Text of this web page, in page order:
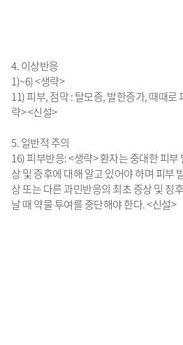
4. 이상반응
1)~6) <생략>
11) 피부, 점막 : 탈모증, 발한증가, 때때로
략> <신설>
5. 일반적 주의
16) 피부반응: <생략> 환자는 중대한 피부
상 및 증후에 대해 알고 있어야 하며 피부
상 또는 다른 과민반응의 최초 증상 및 징
날 때 약물 투여를 중단해야 한다. <신설>